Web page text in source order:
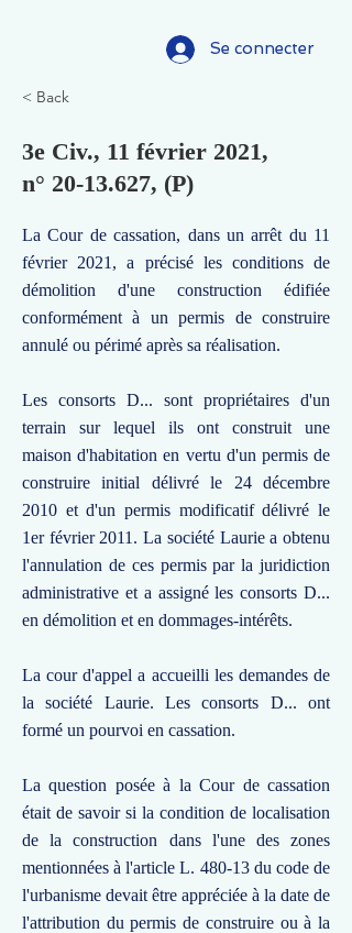
Se connecter
< Back
3e Civ., 11 février 2021,
n° 20-13.627, (P)
La Cour de cassation, dans un arrêt du 11
février 2021, a précisé les conditions de
démolition d'une construction édifiée
conformément à un permis de construire
annulé ou périmé après sa réalisation.
Les consorts D... sont propriétaires d'un
terrain sur lequel ils ont construit une
maison d'habitation en vertu d'un permis de
construire initial délivré le 24 décembre
2010 et d'un permis modificatif délivré le
1er février 2011. La société Laurie a obtenu
l'annulation de ces permis par la juridiction
administrative et a assigné les consorts D...
en démolition et en dommages-intérêts.
La cour d'appel a accueilli les demandes de
la société Laurie. Les consorts D... ont
formé un pourvoi en cassation.
La question posée à la Cour de cassation
était de savoir si la condition de localisation
de la construction dans l'une des zones
mentionnées à l'article L. 480-13 du code de
l'urbanisme devait être appréciée à la date de
l'attribution du permis de construire ou à la